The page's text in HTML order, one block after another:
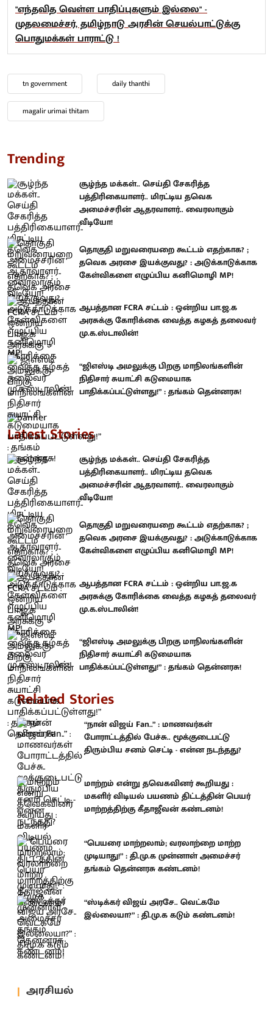
"எந்தவித வெள்ள பாதிப்புகளும் இல்லை" -
முதலமைச்சர், தமிழ்நாடு அரசின் செயல்பாட்டுக்கு
பொதுமக்கள் பாராட்டு !
tn government daily thanthi
magalir urimai thitam
Trending
சூழ்ந்த மக்கள்.. செய்தி சேகரித்த
பத்திரிகையாளர்.. மிரட்டிய தவெக
அமைச்சரின் ஆதரவாளர்.. வைரலாகும்
வீடியோ!
தொகுதி மறுவரையறை கூட்டம் எதற்காக? ;
தவெக அரசை இயக்குவது? : அடுக்காடுக்காக
கேள்விகளை எழுப்பிய கனிமொழி MP!
ஆபத்தான FCRA சட்டம் : ஒன்றிய பா.ஜ.க
அரசுக்கு கோரிக்கை வைத்த கழகத் தலைவர்
மு.க.ஸ்டாலின்!
“ஜிஎஸ்டி அமலுக்கு பிறகு மாநிலங்களின்
நிதிசார் சுயாட்சி கடுமையாக
பாதிக்கப்பட்டுள்ளது!” : தங்கம் தென்னரசு!
Latest Stories
சூழ்ந்த மக்கள்.. செய்தி சேகரித்த
பத்திரிகையாளர்.. மிரட்டிய தவெக
அமைச்சரின் ஆதரவாளர்.. வைரலாகும்
வீடியோ!
தொகுதி மறுவரையறை கூட்டம் எதற்காக? ;
தவெக அரசை இயக்குவது? : அடுக்காடுக்காக
கேள்விகளை எழுப்பிய கனிமொழி MP!
ஆபத்தான FCRA சட்டம் : ஒன்றிய பா.ஜ.க
அரசுக்கு கோரிக்கை வைத்த கழகத் தலைவர்
மு.க.ஸ்டாலின்!
“ஜிஎஸ்டி அமலுக்கு பிறகு மாநிலங்களின்
நிதிசார் சுயாட்சி கடுமையாக
பாதிக்கப்பட்டுள்ளது!” : தங்கம் தென்னரசு!
Related Stories
“நான் விஜய் Fan..” : மாணவர்கள்
போராட்டத்தில் பேச்சு.. மூக்குடைபட்டு
திரும்பிய சனம் செட்டி - என்ன நடந்தது?
மாற்றம் என்று தவெகவினர் கூறியது :
மகளிர் விடியல் பயணம் திட்டத்தின் பெயர்
மாற்றத்திற்கு கீதாஜீவன் கண்டனம்!
“பெயரை மாற்றலாம்; வரலாற்றை மாற்ற
முடியாது!” : தி.மு.க முன்னாள் அமைச்சர்
தங்கம் தென்னரசு கண்டனம்!
“ஸ்டிக்கர் விஜய் அரசே.. வெட்கமே
இல்லையா?” : தி.மு.க கடும் கண்டனம்!
அரசியல்